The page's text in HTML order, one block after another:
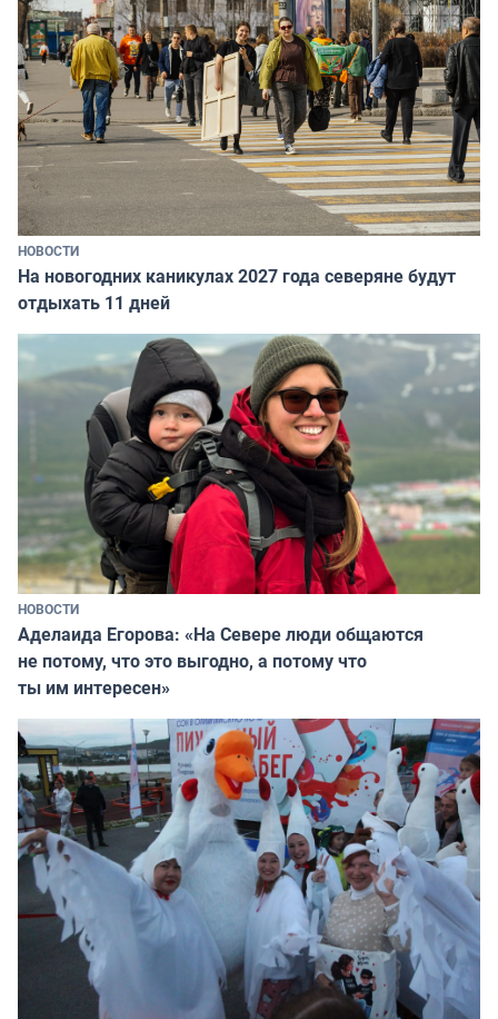
НОВОСТИ
На новогодних каникулах 2027 года северяне будут
отдыхать 11 дней
НОВОСТИ
Аделаида Егорова: «На Севере люди общаются
не потому, что это выгодно, а потому что
ты им интересен»